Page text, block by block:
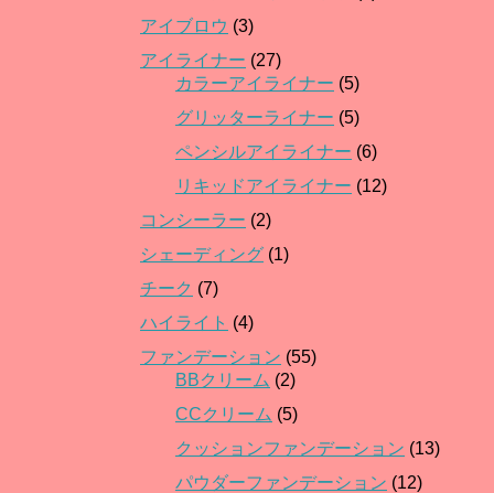
アイブロウ (3)
アイライナー (27)
カラーアイライナー (5)
グリッターライナー (5)
ペンシルアイライナー (6)
リキッドアイライナー (12)
コンシーラー (2)
シェーディング (1)
チーク (7)
ハイライト (4)
ファンデーション (55)
BBクリーム (2)
CCクリーム (5)
クッションファンデーション (13)
パウダーファンデーション (12)